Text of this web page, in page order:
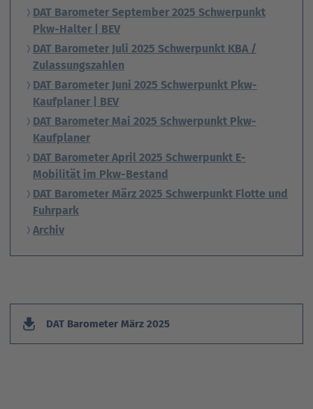
DAT Barometer September 2025 Schwerpunkt
Pkw-Halter | BEV
DAT Barometer Juli 2025 Schwerpunkt KBA /
Zulassungszahlen
DAT Barometer Juni 2025 Schwerpunkt Pkw-
Kaufplaner | BEV
DAT Barometer Mai 2025 Schwerpunkt Pkw-
Kaufplaner
DAT Barometer April 2025 Schwerpunkt E-
Mobilität im Pkw-Bestand
DAT Barometer März 2025 Schwerpunkt Flotte und
Fuhrpark
Archiv
DAT Barometer März 2025